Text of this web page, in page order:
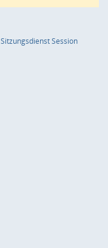
SitzungsdienstSession(Wird in